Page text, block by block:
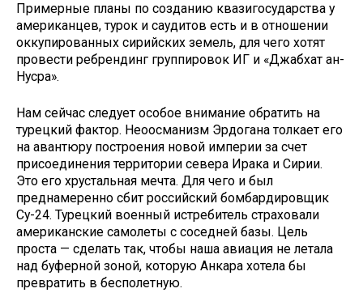
Примерные планы по созданию квазигосударства у
американцев, турок и саудитов есть и в отноше­нии
оккупированных сирийских земель, для чего хотят
провести ребрендинг группировок ИГ и «Джабхат ан-
Нусра».
Нам сейчас следует особое вни­мание обратить на
турецкий фак­тор. Неоосманизм Эрдогана тол­кает его
на авантюру построения новой империи за счет
присоеди­нения территории севера Ирака и Сирии.
Это его хрустальная меч­та. Для чего и был
преднамеренно сбит российский бомбардировщик
Су-24. Турецкий военный истре­битель страховали
американские самолеты с соседней базы. Цель
проста — сделать так, чтобы наша авиация не летала
над буферной зоной, которую Анкара хотела бы
превратить в бесполетную.